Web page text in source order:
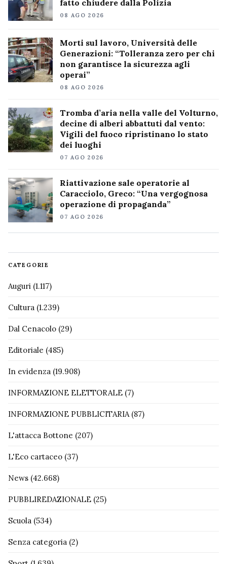
fatto chiudere dalla Polizia
08 AGO 2026
Morti sul lavoro, Università delle
Generazioni: “Tolleranza zero per chi
non garantisce la sicurezza agli
operai”
08 AGO 2026
Tromba d’aria nella valle del Volturno,
decine di alberi abbattuti dal vento:
Vigili del fuoco ripristinano lo stato
dei luoghi
07 AGO 2026
Riattivazione sale operatorie al
Caracciolo, Greco: “Una vergognosa
operazione di propaganda”
07 AGO 2026
CATEGORIE
Auguri (1.117)
Cultura (1.239)
Dal Cenacolo (29)
Editoriale (485)
In evidenza (19.908)
INFORMAZIONE ELETTORALE (7)
INFORMAZIONE PUBBLICITARIA(87)
L'attacca Bottone (207)
L'Eco cartaceo (37)
News (42.668)
PUBBLIREDAZIONALE (25)
Scuola (534)
Senza categoria (2)